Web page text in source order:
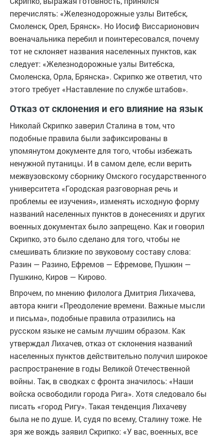
перечислять: «Железнодорожные узлы Витебск,
Смоленск, Орел, Брянск». Но Иосиф Виссарионович
военачальника перебил и поинтересовался, почему
тот не склоняет названия населенных пунктов, как
следует: «Железнодорожные узлы Витебска,
Смоленска, Орла, Брянска». Скрипко же ответил, что
этого требует «Наставление по службе штабов».
Отказ от склонения и его влияние на язык
Николай Скрипко заверил Сталина в том, что
подобные правила были зафиксированы в
упомянутом документе для того, чтобы избежать
ненужной путаницы. И в самом деле, если верить
межвузовскому сборнику Омского государственного
университета «Городская разговорная речь и
проблемы ее изучения», изменять исходную форму
названий населенных пунктов в донесениях и других
военных документах было запрещено. Как и говорил
Скрипко, это было сделано для того, чтобы не
смешивать близкие по звуковому составу слова:
Разин — Разино, Ефремов — Ефремове, Пушкин —
Пушкино, Киров — Кирово.
Впрочем, по мнению филолога Дмитрия Лихачева,
автора книги «Преодоление времени. Важные мысли
и письма», подобные правила отразились на
русском языке не самым лучшим образом. Как
утверждал Лихачев, отказ от склонения названий
населенных пунктов действительно получил широкое
распространение в годы Великой Отечественной
войны. Так, в сводках с фронта значилось: «Наши
войска освободили города Рига». Хотя следовало бы
писать «город Ригу». Такая тенденция Лихачеву
была не по душе. И, судя по всему, Сталину тоже. Не
зря же вождь заявил Скрипко: «У вас, военных, все